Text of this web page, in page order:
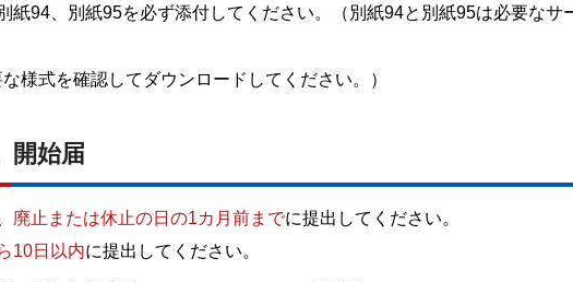
紙94、別紙95を必ず添付してください。（別紙94と別紙95は必要なサ
様式を確認してダウンロードしてください。）
開始届
廃止または休止の日の1カ月前までに提出してください。
10日以内に提出してください。